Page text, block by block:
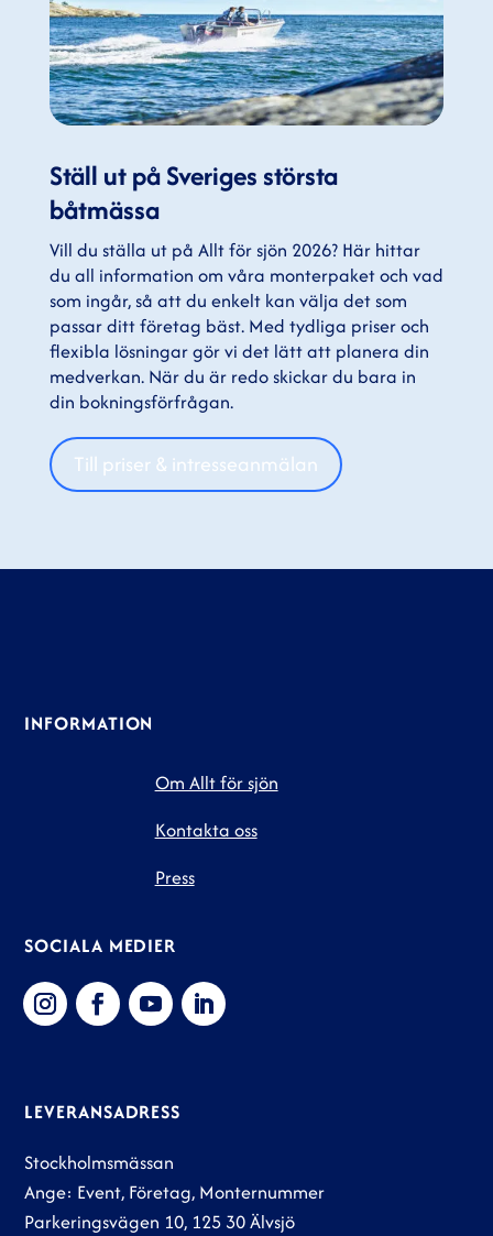
Ställ ut på Sveriges största
båtmässa
Vill du ställa ut på Allt för sjön 2026? Här hittar
du all information om våra monterpaket och vad
som ingår, så att du enkelt kan välja det som
passar ditt företag bäst. Med tydliga priser och
flexibla lösningar gör vi det lätt att planera din
medverkan. När du är redo skickar du bara in
din bokningsförfrågan.
Till priser & intresseanmälan
INFORMATION
Om Allt för sjön
Kontakta oss
Press
SOCIALA MEDIER
LEVERANSADRESS
Stockholmsmässan
Ange: Event, Företag, Monternummer
Parkeringsvägen 10, 125 30 Älvsjö